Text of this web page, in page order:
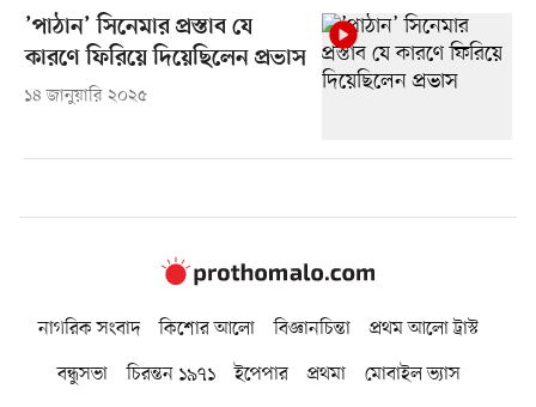
’পাঠান’ সিনেমার প্রস্তাব যে
কারণে ফিরিয়ে দিয়েছিলেন প্রভাস
১৪ জানুয়ারি ২০২৫
নাগরিক সংবাদ কিশোর আলো বিজ্ঞানচিন্তা
প্রথম আলো ট্রাস্ট
বন্ধুসভা
চিরন্তন ১৯৭১ ইপেপার প্রথমা মোবাইল ভ্যাস